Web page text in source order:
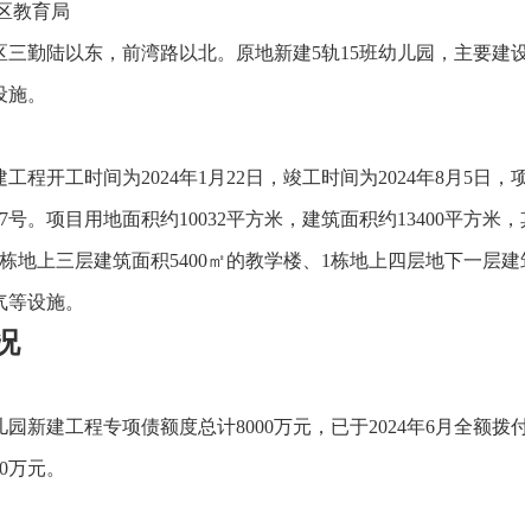
教育局
勤陆以东，前湾路以北。原地新建5轨15班幼儿园，主要建
施。
程开工时间为2024年1月22日，竣工时间为2024年8月5日，
。项目用地面积约10032平方米，建筑面积约13400平方米
地上三层建筑面积5400㎡的教学楼、1栋地上四层地下一层
设施。
新建工程专项债额度总计8000万元，已于2024年6月全额拨
元。